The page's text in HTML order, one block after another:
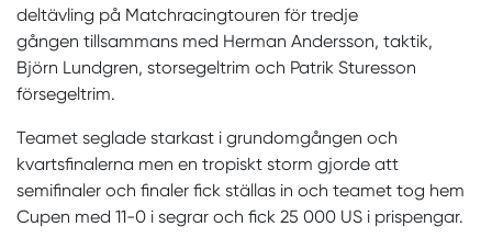
deltävling på Matchracingtouren för tredje
gången tillsammans med Herman Andersson, taktik,
Björn Lundgren, storsegeltrim och Patrik Sturesson
försegeltrim.
Teamet seglade starkast i grundomgången och
kvartsfinalerna men en tropiskt storm gjorde att
semifinaler och finaler fick ställas in och teamet tog hem
Cupen med 11-0 i segrar och fick 25 000 US i prispengar.